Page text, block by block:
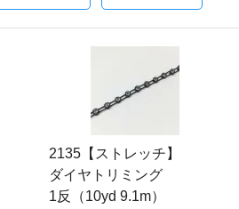
2135【ストレッチ】
ダイヤトリミング
1反（10yd 9.1m）